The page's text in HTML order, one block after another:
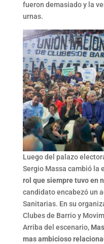
fueron demasiado y la
urnas.
Luego del palazo
Sergio Massa cambió la
rol que siempre tuvo en
candidato encabezó un
Sanitarias. En su
Clubes de Barrio y
Arriba del escenario,
mas ambicioso